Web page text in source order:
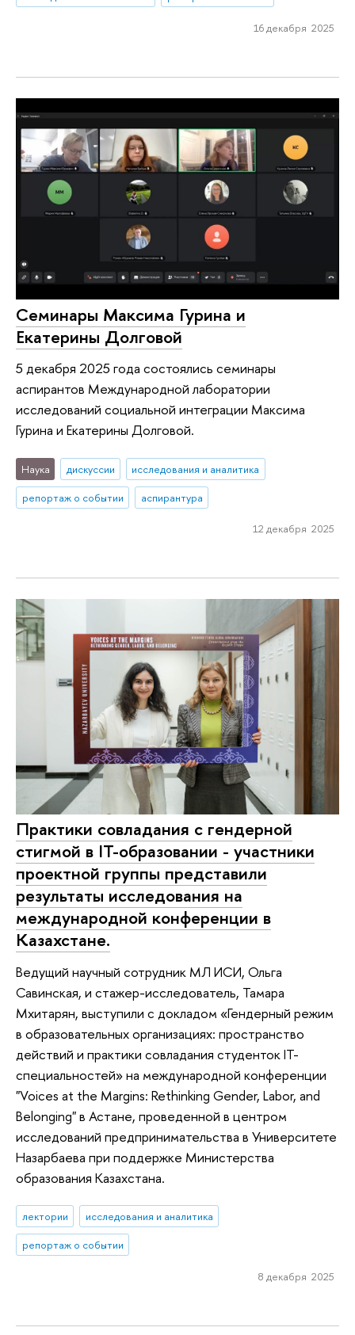
16 декабря 2025
Семинары Максима Гурина и
Екатерины Долговой
5 декабря 2025 года состоялись семинары
аспирантов Международной лаборатории
исследований социальной интеграции Максима
Гурина и Екатерины Долговой.
Наука дискуссии
исследования и аналитика
репортаж о событии
аспирантура
12 декабря 2025
Практики совладания с гендерной
стигмой в IT-образовании - участники
проектной группы представили
результаты исследования на
международной конференции в
Казахстане.
Ведущий научный сотрудник МЛ ИСИ, Ольга
Савинская, и стажер-исследователь, Тамара
Мхитарян, выступили с докладом «Гендерный режим
в образовательных организациях: пространство
действий и практики совладания студенток IT-
специальностей» на международной конференции
"Voices at the Margins: Rethinking Gender, Labor, and
Belonging" в Астане, проведенной в центром
исследований предпринимательства в Университете
Назарбаева при поддержке Министерства
образования Казахстана.
лектории
исследования и аналитика
репортаж о событии
8 декабря 2025